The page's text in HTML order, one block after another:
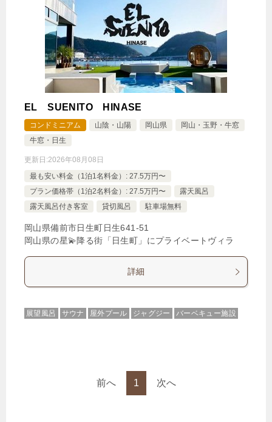
EL SUENITO HINASE
コンドミニアム 山陰・山陽 岡山県
岡山・玉野・牛窓
牛窓・日生
更新日:2026年08月08日
最も安い料金（1泊1名料金）: 27.5万円〜
プラン価格帯（1泊2名料金）: 27.5万円〜
露天風呂
露天風呂付き客室
貸切風呂 駐車場無料
岡山県備前市日生町日生641‐51
岡山県の星💫降る街「日生町」にプライベートヴィラ
詳細
展望風呂 サウナ 屋外プール ジャグジー バーベキュー施設
前へ 1 次へ